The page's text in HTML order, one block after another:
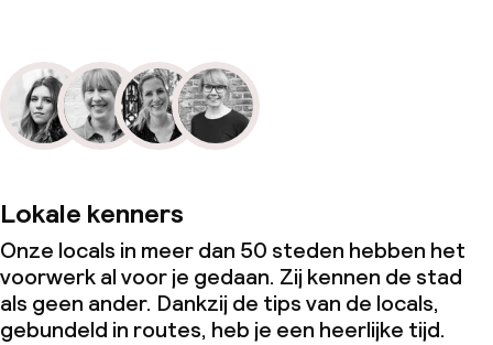
Lokale kenners
Onze locals in meer dan 50 steden hebben het
voorwerk al voor je gedaan. Zij kennen de stad
als geen ander. Dankzij de tips van de locals,
gebundeld in routes, heb je een heerlijke tijd.